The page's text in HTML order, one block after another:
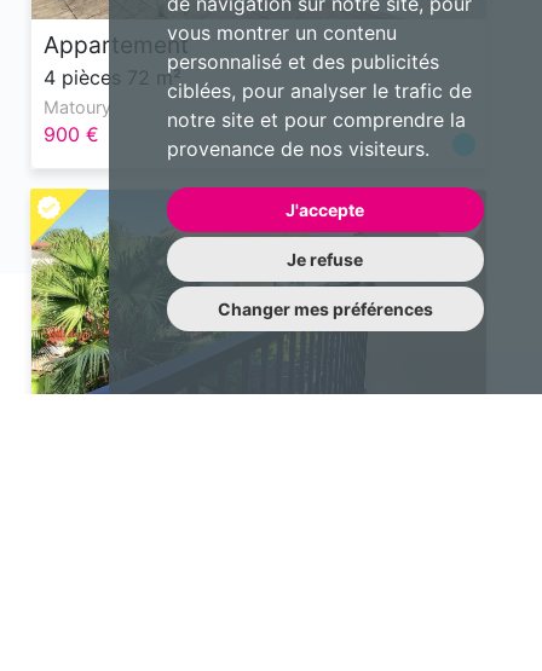
vous montrer un contenu
personnalisé et des publicités
ciblées, pour analyser le trafic de
notre site et pour comprendre la
provenance de nos visiteurs.
J'accepte
Je refuse
Changer mes préférences
Appartement
4 pièces 72 m²
Matoury
900 €